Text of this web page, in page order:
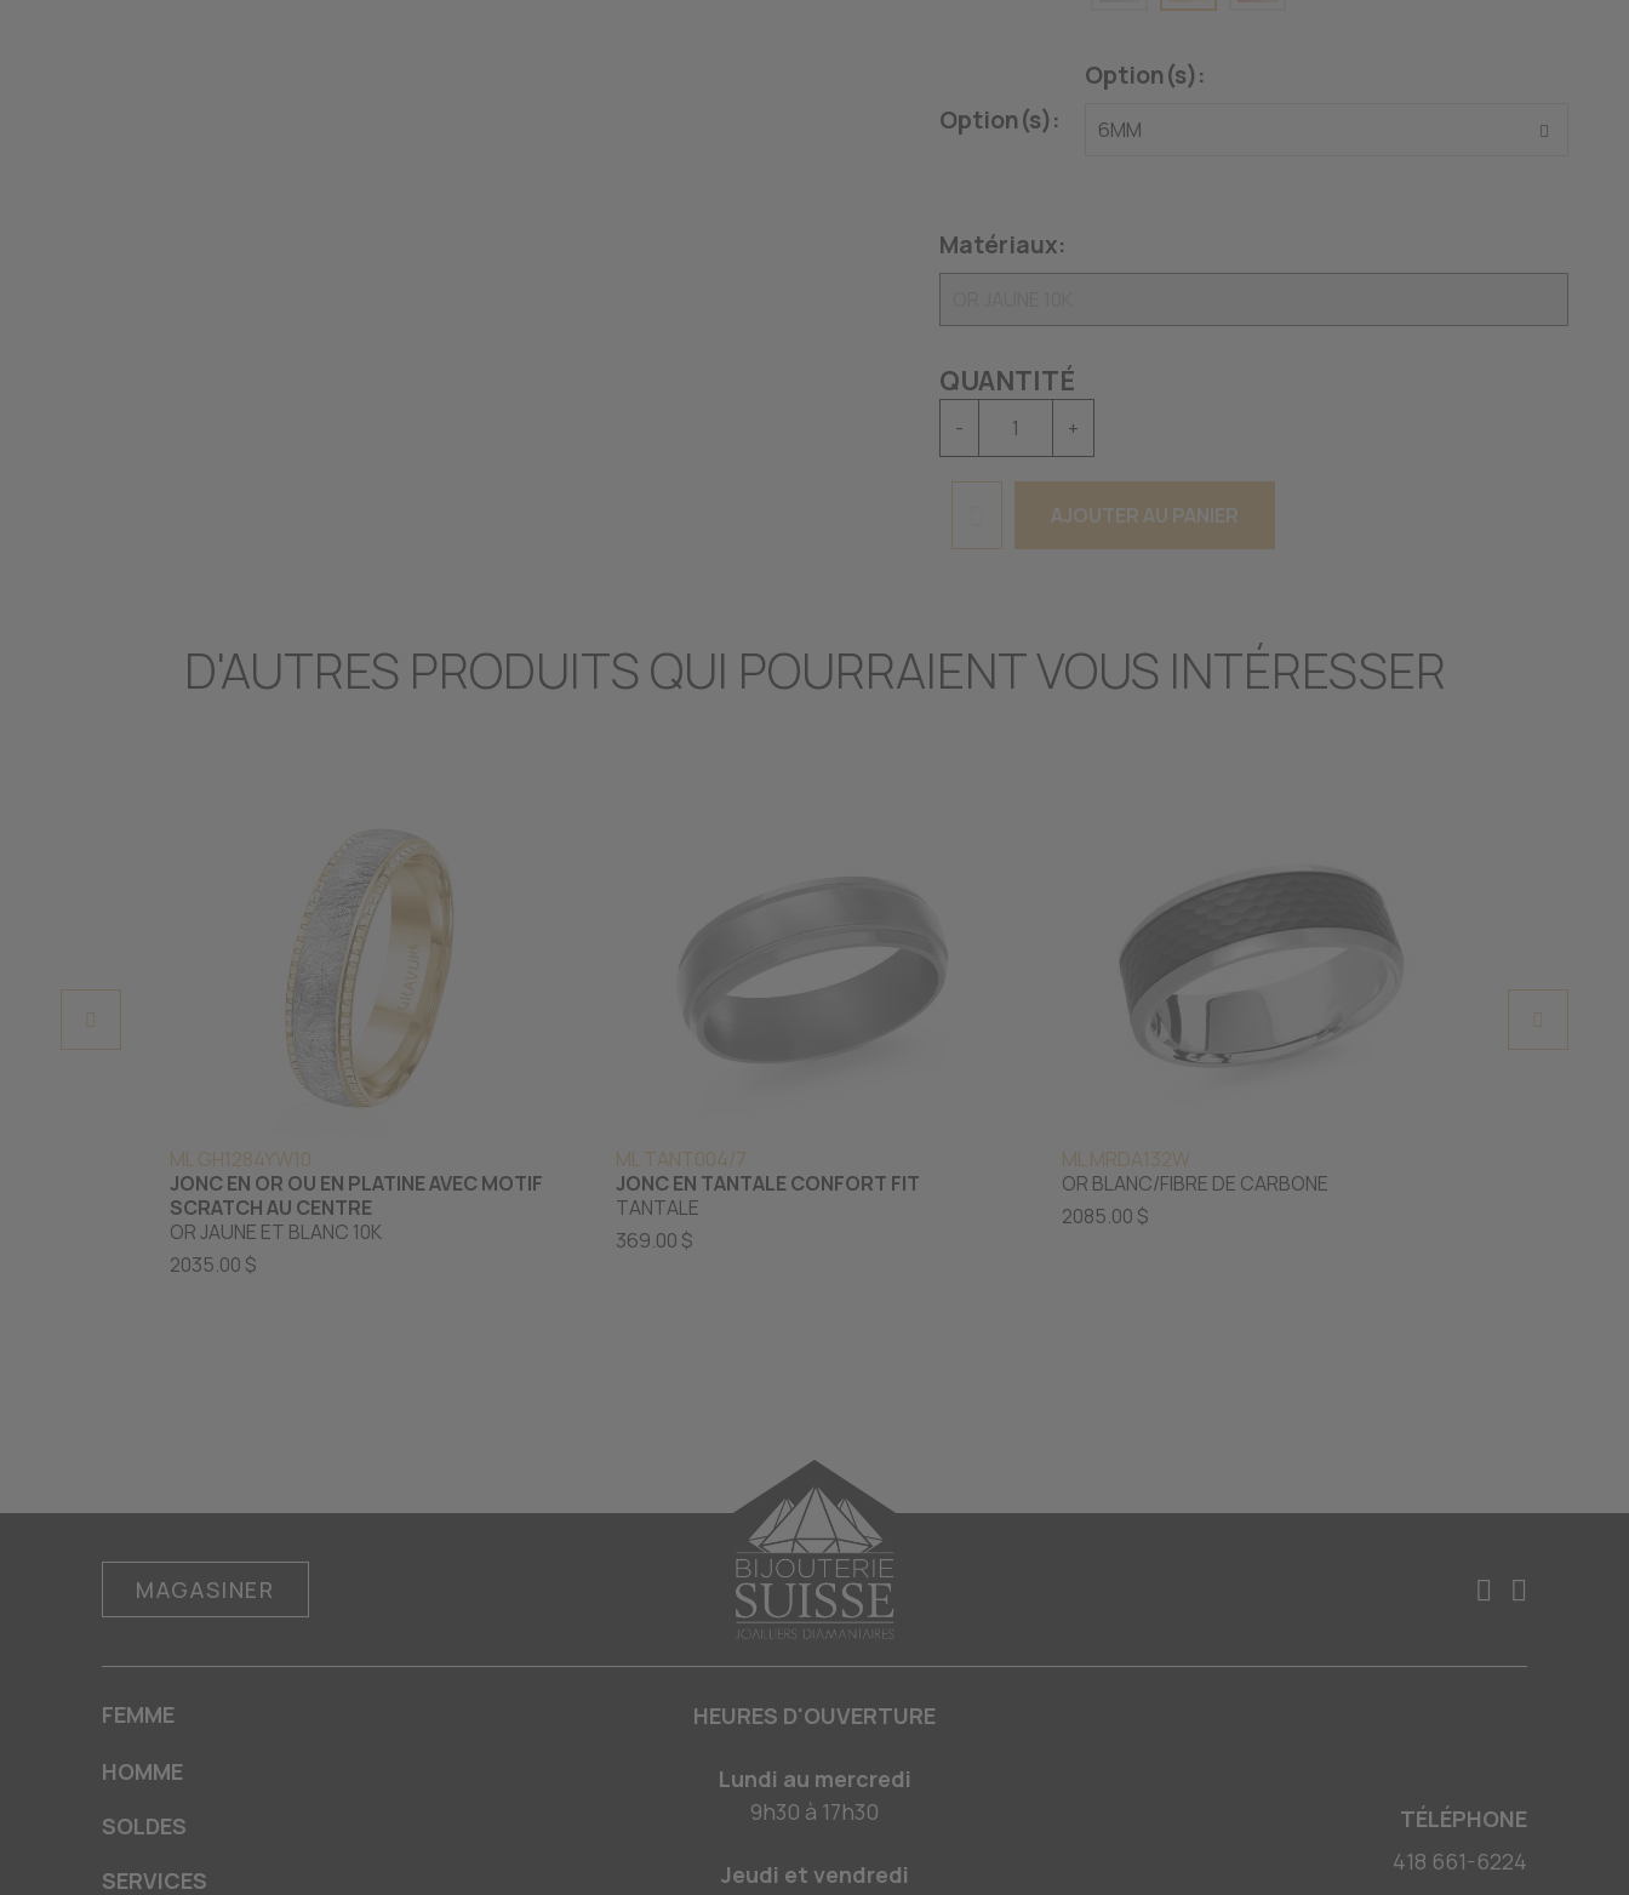
Option(s):
Option(s):
Matériaux:
QUANTITÉ
- +
AJOUTER AU PANIER
D'AUTRES PRODUITS QUI POURRAIENT VOUS INTÉRESSER
ML GH1284YW10
JONC EN OR OU EN PLATINE AVEC MOTIF
SCRATCH AU CENTRE
OR JAUNE ET BLANC 10K
2035.00 $
ML TANT004/7
JONC EN TANTALE CONFORT FIT
TANTALE
369.00 $
ML MRDA132W
OR BLANC/FIBRE DE CARBONE
2085.00 $
MAGASINER
FEMME
HOMME
SOLDES
SERVICES
HEURES D'OUVERTURE
Lundi au mercredi
9h30 à 17h30
Jeudi et vendredi
TÉLÉPHONE
418 661-6224